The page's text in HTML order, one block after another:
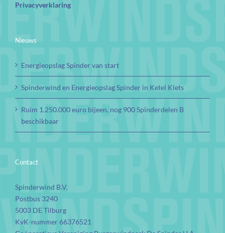
Privacyverklaring
Nieuws
Energieopslag Spinder van start
Spinderwind en Energieopslag Spinder in Ketel Klets
Ruim 1.250.000 euro bijeen, nog 900 Spinderdelen B
beschikbaar
Contact
Spinderwind B.V.
Postbus 3240
5003 DE Tilburg
KvK-nummer 66376521